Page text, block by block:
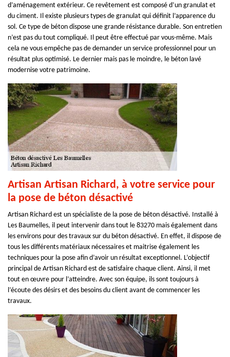
d’aménagement extérieur. Ce revêtement est composé d’un granulat et
du ciment. Il existe plusieurs types de granulat qui définit l’apparence du
sol. Ce type de béton dispose une grande résistance durable. Son entretien
n’est pas du tout compliqué. Il peut être effectué par vous-même. Mais
cela ne vous empêche pas de demander un service professionnel pour un
résultat plus optimisé. Le dernier mais pas le moindre, le béton lavé
modernise votre patrimoine.
Artisan Artisan Richard, à votre service pour
la pose de béton désactivé
Artisan Richard est un spécialiste de la pose de béton désactivé. Installé à
Les Baumelles, il peut intervenir dans tout le 83270 mais également dans
les environs pour des travaux sur du béton désactivé. En effet, il dispose de
tous les différents matériaux nécessaires et maitrise également les
techniques pour la pose afin d’avoir un résultat exceptionnel. L’objectif
principal de Artisan Richard est de satisfaire chaque client. Ainsi, il met
tout en œuvre pour l’atteindre. Avec son équipe, ils sont toujours à
l’écoute des désirs et des besoins du client avant de commencer les
travaux.